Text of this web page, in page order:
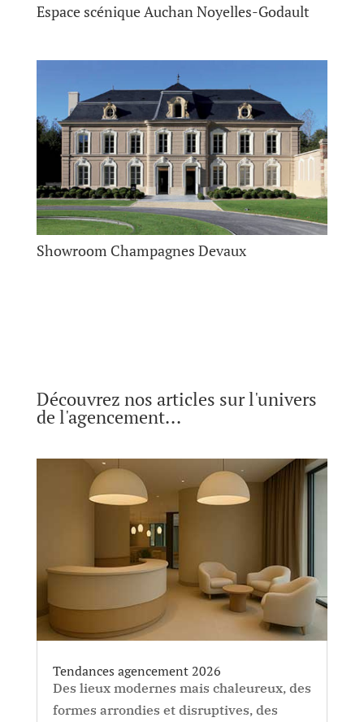
Espace scénique Auchan Noyelles-Godault
Showroom Champagnes Devaux
Découvrez nos articles sur l'univers
de l'agencement...
Tendances agencement 2026
Des lieux modernes mais chaleureux, des
formes arrondies et disruptives, des